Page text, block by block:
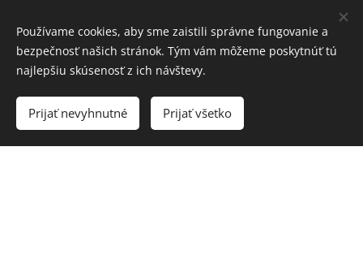
Používame cookies, aby sme zaistili správne fungovanie a
bezpečnosť našich stránok. Tým vám môžeme poskytnúť tú
najlepšiu skúsenosť z ich návštevy.
Prijať nevyhnutné Prijať všetko